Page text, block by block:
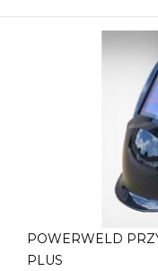
POWERWELD
PLUS